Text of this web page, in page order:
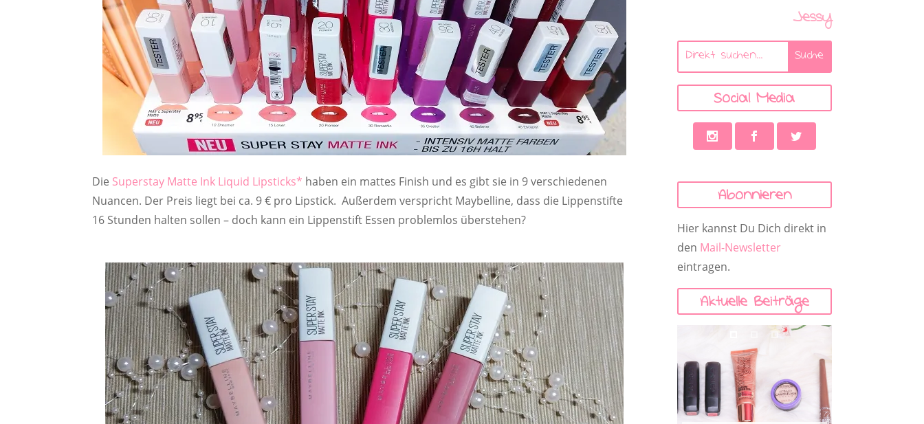
Die Superstay Matte Ink Liquid Lipsticks
haben ein mattes Finish und es gibt sie in 9 verschiedenen
Nuancen. Der Preis liegt bei ca. 9 € pro Lipstick. Außerdem verspricht Maybelline, dass die Lippenstifte
16 Stunden halten sollen – doch kann ein Lippenstift Essen problemlos überstehen?
Jessy
Social Media
Abonnieren
Hier kannst Du Dich direkt in
den Mail-Newsletter
eintragen.
Aktuelle Beiträge